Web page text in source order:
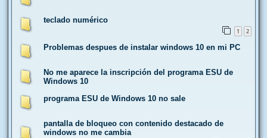
teclado numérico
1 2
Problemas despues de instalar windows 10 en mi PC
No me aparece la inscripción del programa ESU de
Windows 10
programa ESU de Windows 10 no sale
pantalla de bloqueo con contenido destacado de
windows no me cambia